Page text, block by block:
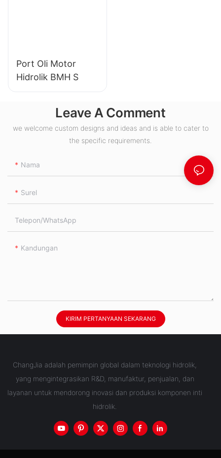
Port Oli Motor
Hidrolik BMH S
Leave A Comment
we welcome custom designs and ideas and is able to cater to
the specific requirements.
Nama
Surel
Telepon/WhatsApp
Kandungan
KIRIM PERTANYAAN SEKARANG
ChangJia adalah pemimpin global dalam teknologi hidrolik,
yang mengintegrasikan R&D, manufaktur, penjualan, dan
layanan untuk mendorong inovasi dan produksi komponen inti
hidrolik.